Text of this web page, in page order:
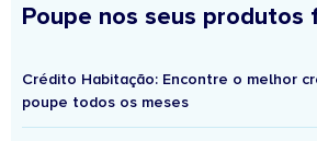
Poupe nos seus produtos
Crédito Habitação: Encontre o melhor
poupe todos os meses